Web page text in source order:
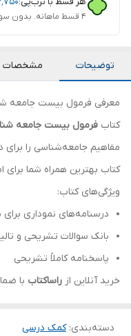
۴ قسط ماهانه. بدون سود، چک و ضامن.
توضیحات مشخصات
معرفی فرمول بیست جامعه
کتاب فرمول بیست جامعه
مفاهیم جامعه‌شناسی را
کتاب بهترین همراه شما برای
ویژگی‌های کتاب:
درسنامه‌های نموداری برای
بانک سوالات تشریحی و
پاسخنامه کاملاً تشریحی
خرید آنلاین از راساکتاب با
دسته‌بندی:کمک درسی